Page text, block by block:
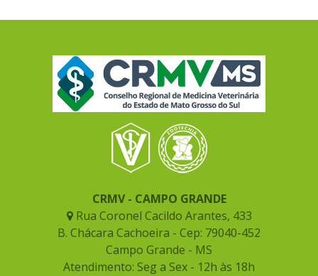
CRMV - CAMPO GRANDE
Rua Coronel Cacildo Arantes, 433
B. Chácara Cachoeira - Cep: 79040-452
Campo Grande - MS
Atendimento: Seg a Sex - 12h às 18h